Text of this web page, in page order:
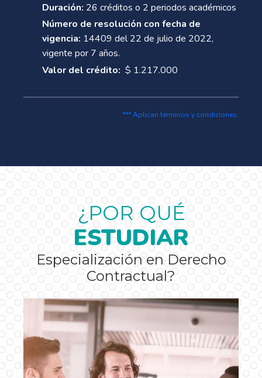
Duración: 26 créditos o 2 periodos académicos
Número de resolución con fecha de
vigencia: 14409 del 22 de julio de 2022,
vigente por 7 años.
Valor del crédito: $ 1.217.000
*** Aplican términos y condiciones.
¿POR QUÉ
ESTUDIAR
Especialización en Derecho
Contractual?